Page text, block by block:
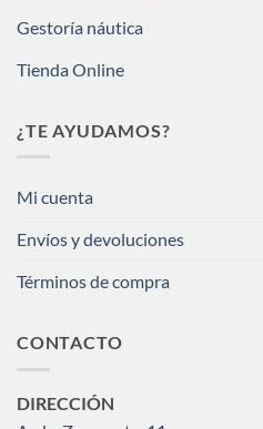
Gestoría náutica
Tienda Online
¿TE AYUDAMOS?
Mi cuenta
Envíos y devoluciones
Términos de compra
CONTACTO
DIRECCIÓN